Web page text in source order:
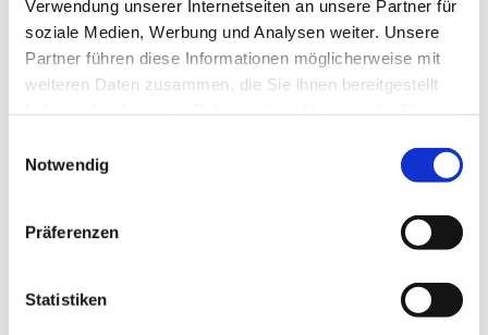
Verwendung unserer Internetseiten an unsere Partner für
soziale Medien, Werbung und Analysen weiter. Unsere
Partner führen diese Informationen möglicherweise mit
weiteren Daten zusammen, die Sie ihnen bereitgestellt
Notwendig
Präferenzen
Statistiken
Frühzeitiges Aufzeigen von
Kommunikationsproblemen
Schnelle Veränderung einzelner Werte
ersetzen
Nominierungskompensation